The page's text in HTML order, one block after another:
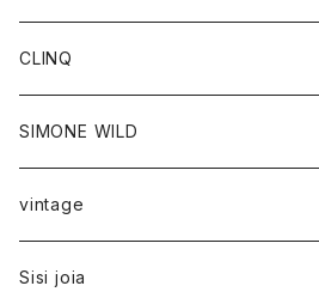
CLINQ
SIMONE WILD
vintage
Sisi joia